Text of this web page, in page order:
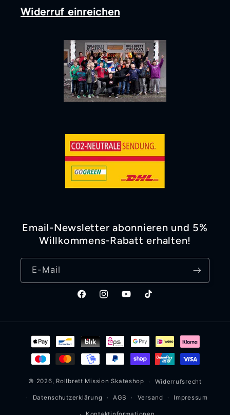
Widerruf einreichen
Email-Newsletter abonnieren und 5%
Willkommens-Rabatt erhalten!
E-Mail
FacebookInstagramYouTubeTikTok
Zahlungsmethoden
© 2026, Rollbrett Mission Skateshop Widerrufsrecht
Datenschutzerklärung AGB Versand Impressum